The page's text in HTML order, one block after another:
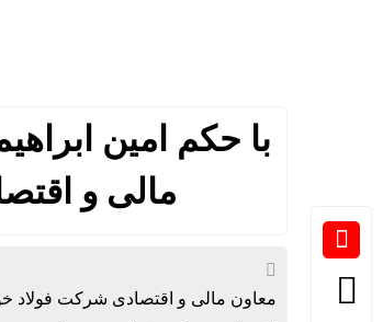
با حکم امین
مالی و
معاون مالی و اقتصادی شرکت فولاد